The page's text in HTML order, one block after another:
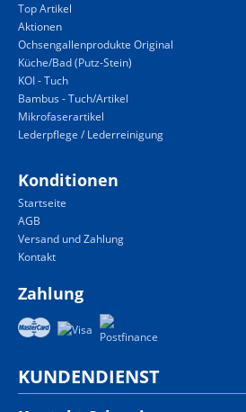
Top Artikel
Aktionen
Ochsengallenprodukte Original
Küche/Bad (Putz-Stein)
KOI - Tuch
Bambus - Tuch/Artikel
Mikrofaserartikel
Lederpflege / Lederreinigung
Konditionen
Startseite
AGB
Versand und Zahlung
Kontakt
Zahlung
KUNDENDIENST